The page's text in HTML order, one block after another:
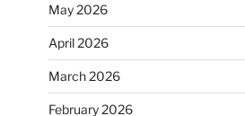
May 2026
April 2026
March 2026
February 2026